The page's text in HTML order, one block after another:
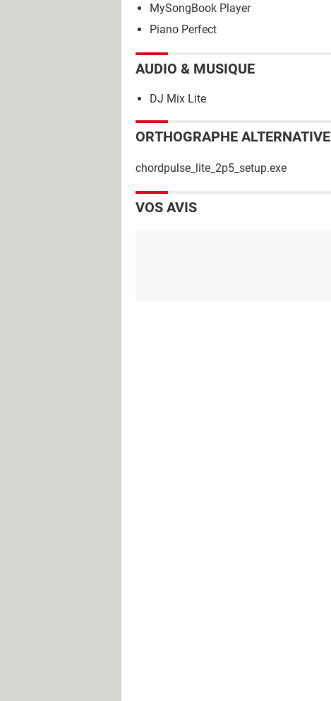
MySongBook Player
Piano Perfect
AUDIO & MUSIQUE
DJ Mix Lite
ORTHOGRAPHE ALTERNATIVE
chordpulse_lite_2p5_setup.exe
VOS AVIS